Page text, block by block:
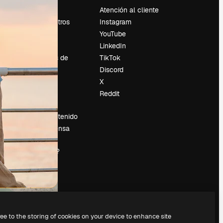
Sobre nosotros
Tendencias de
búsqueda
Vender contenido
Sala de prensa
¿Buscas
magnific.ai?
Atención al cliente
Instagram
YouTube
LinkedIn
TikTok
Discord
X
Reddit
to the storing of cookies on your device to enhance site